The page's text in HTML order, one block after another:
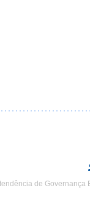
de Governança